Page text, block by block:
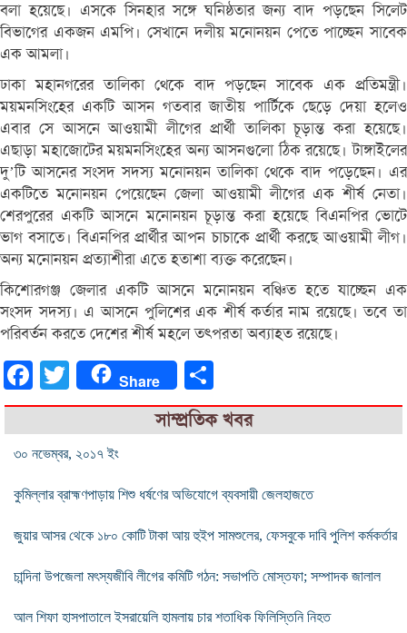
বলা হয়েছে। এসকে সিনহার সঙ্গে ঘনিষ্ঠতার জন্য বাদ পড়ছেন সিলেট
বিভাগের একজন এমপি। সেখানে দলীয় মনোনয়ন পেতে পাচ্ছেন সাবেক
এক আমলা।
ঢাকা মহানগরের তালিকা থেকে বাদ পড়ছেন সাবেক এক প্রতিমন্ত্রী।
ময়মনসিংহের একটি আসন গতবার জাতীয় পার্টিকে ছেড়ে দেয়া হলেও
এবার সে আসনে আওয়ামী লীগের প্রার্থী তালিকা চূড়ান্ত করা হয়েছে।
এছাড়া মহাজোটের ময়মনসিংহের অন্য আসনগুলো ঠিক রয়েছে। টাঙ্গাইলের
দু’টি আসনের সংসদ সদস্য মনোনয়ন তালিকা থেকে বাদ পড়েছেন। এর
একটিতে মনোনয়ন পেয়েছেন জেলা আওয়ামী লীগের এক শীর্ষ নেতা।
শেরপুরের একটি আসনে মনোনয়ন চূড়ান্ত করা হয়েছে বিএনপির ভোটে
ভাগ বসাতে। বিএনপির প্রার্থীর আপন চাচাকে প্রার্থী করছে আওয়ামী লীগ।
অন্য মনোনয়ন প্রত্যাশীরা এতে হতাশা ব্যক্ত করেছেন।
কিশোরগঞ্জ জেলার একটি আসনে মনোনয়ন বঞ্চিত হতে যাচ্ছেন এক
সংসদ সদস্য। এ আসনে পুলিশের এক শীর্ষ কর্তার নাম রয়েছে। তবে তা
পরিবর্তন করতে দেশের শীর্ষ মহলে তৎপরতা অব্যাহত রয়েছে।
FacebookTwitter Share
সাম্প্রতিক খবর
৩০ নভেম্বর, ২০১৭ ইং
কুমিল্লার ব্রাহ্মণপাড়ায় শিশু ধর্ষণের অভিযোগে ব্যবসায়ী জেলহাজতে
জুয়ার আসর থেকে ১৮০ কোটি টাকা আয় হুইপ সামশুলের, ফেসবুকে দাবি পুলিশ কর্মকর্তার
চান্দিনা উপজেলা মৎস্যজীবি লীগের কমিটি গঠন: সভাপতি মোস্তফা; সম্পাদক জালাল
আল শিফা হাসপাতালে ইসরায়েলি হামলায় চার শতাধিক ফিলিস্তিনি নিহত